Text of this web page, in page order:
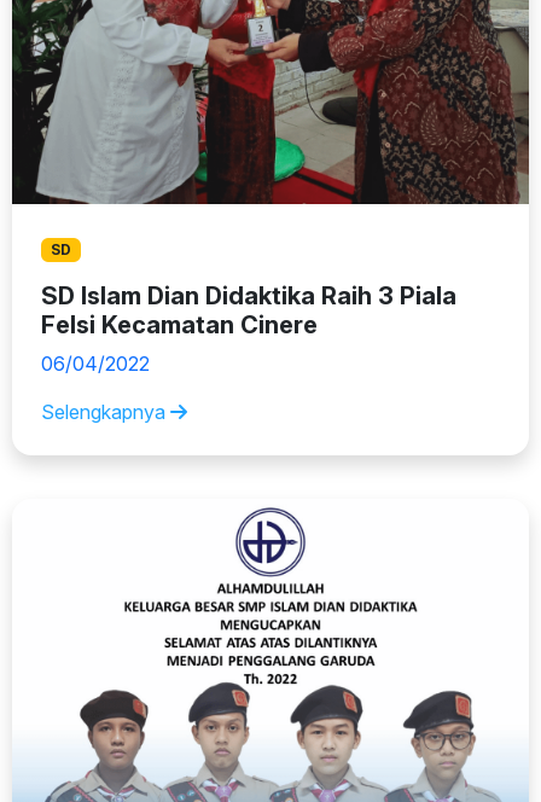
SD
SD Islam Dian Didaktika Raih 3 Piala
Felsi Kecamatan Cinere
06/04/2022
Selengkapnya